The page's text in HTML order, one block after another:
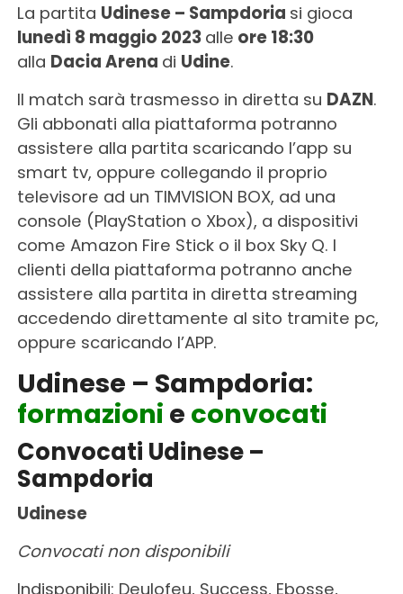
La partita Udinese – Sampdoria si gioca
lunedì 8 maggio 2023 alle ore 18:30
alla Dacia Arena di Udine.
Il match sarà trasmesso in diretta su DAZN.
Gli abbonati alla piattaforma potranno
assistere alla partita scaricando l’app su
smart tv, oppure collegando il proprio
televisore ad un TIMVISION BOX, ad una
console (PlayStation o Xbox), a dispositivi
come Amazon Fire Stick o il box Sky Q. I
clienti della piattaforma potranno anche
assistere alla partita in diretta streaming
accedendo direttamente al sito tramite pc,
oppure scaricando l’APP.
Udinese – Sampdoria:
formazioni e convocati
Convocati Udinese –
Sampdoria
Udinese
Convocati non disponibili
Indisponibili: Deulofeu, Success, Ebosse,